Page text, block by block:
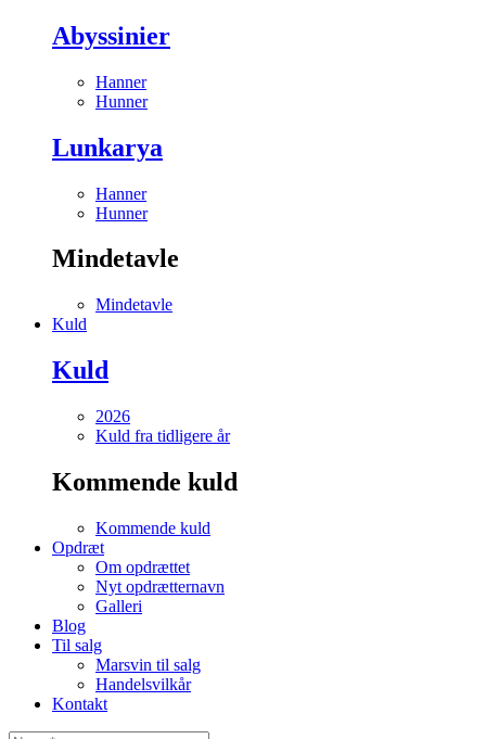
Abyssinier
Hanner
Hunner
Lunkarya
Hanner
Hunner
Mindetavle
Mindetavle
Kuld
Kuld
2026
Kuld fra tidligere år
Kommende kuld
Kommende kuld
Opdræt
Om opdrættet
Nyt opdrætternavn
Galleri
Blog
Til salg
Marsvin til salg
Handelsvilkår
Kontakt